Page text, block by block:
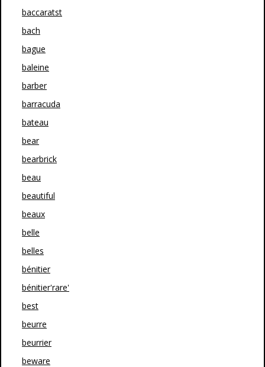
baccaratst
bach
bague
baleine
barber
barracuda
bateau
bear
bearbrick
beau
beautiful
beaux
belle
belles
bénitier
bénitier'rare'
best
beurre
beurrier
beware